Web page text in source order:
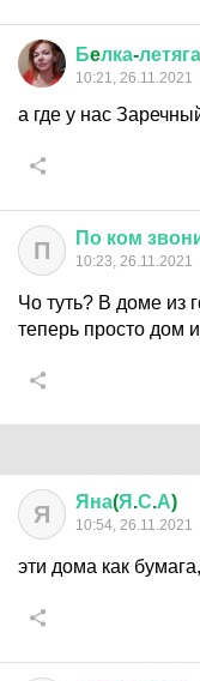
Бeлка-летяга
10:21, 26.11.2021
а где у нас
П По ком
10:23, 26.11.2021
Чо туть? В доме из
теперь просто дом
Я Яна(Я .С.А)
10:54, 26.11.2021
эти дома как